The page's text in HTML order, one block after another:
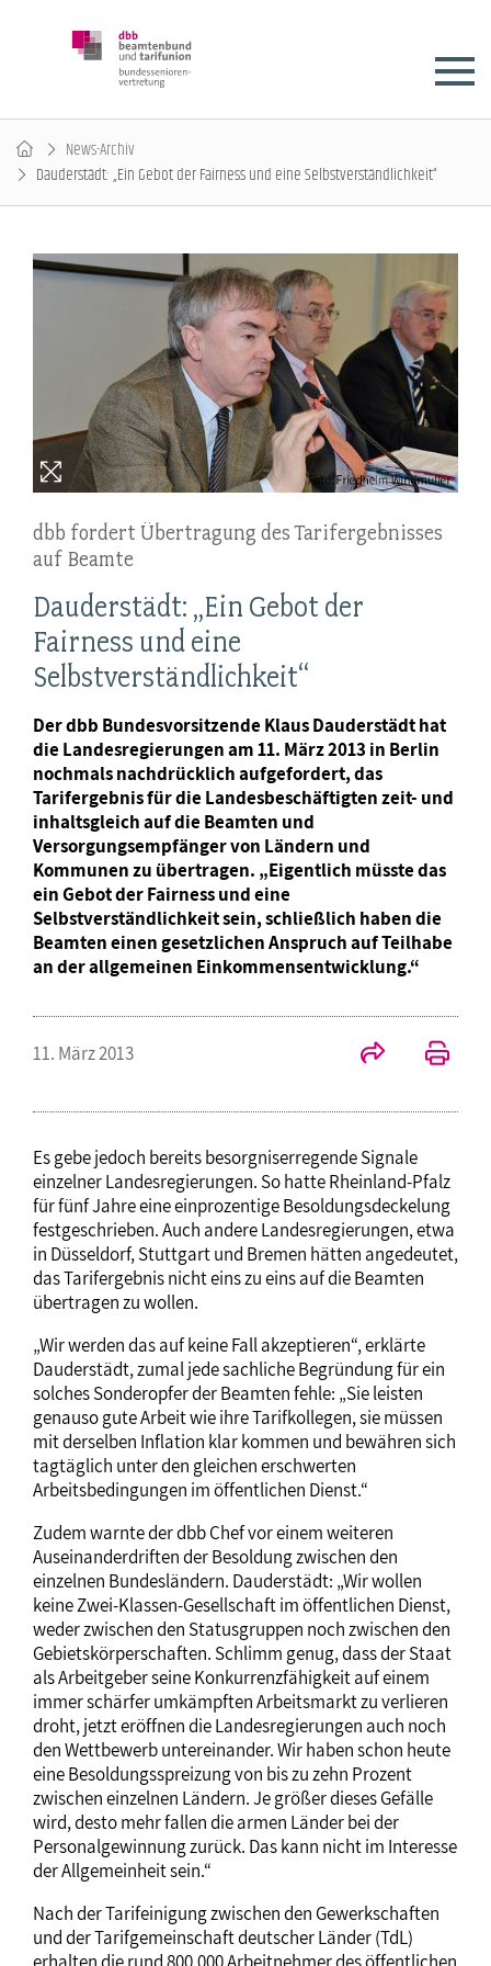
News-Archiv
Dauderstädt: „Ein Gebot der Fairness und eine Selbstverständlichkeit“
dbb fordert Übertragung des Tarifergebnisses
auf Beamte
Dauderstädt: „Ein Gebot der
Fairness und eine
Selbstverständlichkeit“
Der dbb Bundesvorsitzende Klaus Dauderstädt hat
die Landesregierungen am 11. März 2013 in Berlin
nochmals nachdrücklich aufgefordert, das
Tarifergebnis für die Landesbeschäftigten zeit- und
inhaltsgleich auf die Beamten und
Versorgungsempfänger von Ländern und
Kommunen zu übertragen. „Eigentlich müsste das
ein Gebot der Fairness und eine
Selbstverständlichkeit sein, schließlich haben die
Beamten einen gesetzlichen Anspruch auf Teilhabe
an der allgemeinen Einkommensentwicklung.“
11. März 2013
Es gebe jedoch bereits besorgniserregende Signale
einzelner Landesregierungen. So hatte Rheinland-Pfalz
für fünf Jahre eine einprozentige Besoldungsdeckelung
festgeschrieben. Auch andere Landesregierungen, etwa
in Düsseldorf, Stuttgart und Bremen hätten angedeutet,
das Tarifergebnis nicht eins zu eins auf die Beamten
übertragen zu wollen.
„Wir werden das auf keine Fall akzeptieren“, erklärte
Dauderstädt, zumal jede sachliche Begründung für ein
solches Sonderopfer der Beamten fehle: „Sie leisten
genauso gute Arbeit wie ihre Tarifkollegen, sie müssen
mit derselben Inflation klar kommen und bewähren sich
tagtäglich unter den gleichen erschwerten
Arbeitsbedingungen im öffentlichen Dienst.“
Zudem warnte der dbb Chef vor einem weiteren
Auseinanderdriften der Besoldung zwischen den
einzelnen Bundesländern. Dauderstädt: „Wir wollen
keine Zwei-Klassen-Gesellschaft im öffentlichen Dienst,
weder zwischen den Statusgruppen noch zwischen den
Gebietskörperschaften. Schlimm genug, dass der Staat
als Arbeitgeber seine Konkurrenzfähigkeit auf einem
immer schärfer umkämpften Arbeitsmarkt zu verlieren
droht, jetzt eröffnen die Landesregierungen auch noch
den Wettbewerb untereinander. Wir haben schon heute
eine Besoldungsspreizung von bis zu zehn Prozent
zwischen einzelnen Ländern. Je größer dieses Gefälle
wird, desto mehr fallen die armen Länder bei der
Personalgewinnung zurück. Das kann nicht im Interesse
der Allgemeinheit sein.“
Nach der Tarifeinigung zwischen den Gewerkschaften
und der Tarifgemeinschaft deutscher Länder (TdL)